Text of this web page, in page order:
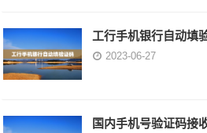
工行手机银行自动填
2023-06-27
国内手机号验证码接